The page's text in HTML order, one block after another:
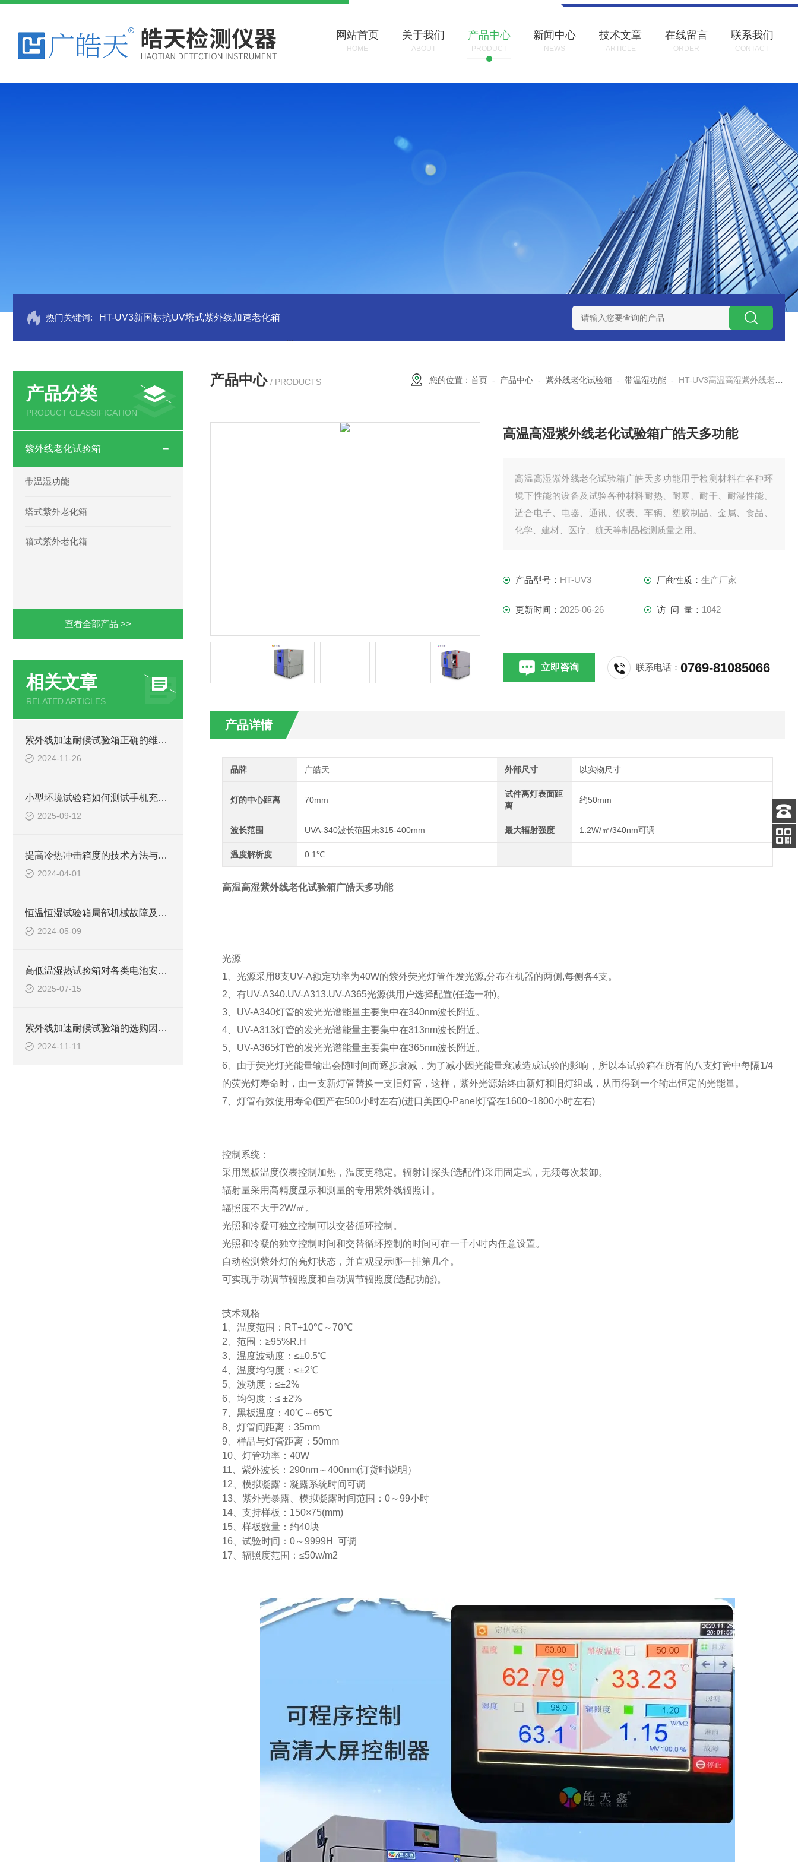
网站首页
HOME
关于我们
ABOUT
产品中心
PRODUCT
新闻中心
NEWS
技术文章
ARTICLE
在线留言
ORDER
联系我们
CONTACT
热门关键词: HT-UV3新国标抗UV塔式紫外线加速老化箱 SH-160广皓天新国标温湿度盐雾试验箱保养维修 SMD-210PF-
产品分类
PRODUCT CLASSIFICATION
紫外线老化试验箱
带温湿功能
塔式紫外老化箱
箱式紫外老化箱
查看全部产品 >>
相关文章
RELATED ARTICLES
紫外线加速耐候试验箱正确的维护保养方法至关重要
2024-11-26
小型环境试验箱如何测试手机充电机可靠性？技术详解
2025-09-12
提高冷热冲击箱度的技术方法与实践
2024-04-01
恒温恒湿试验箱局部机械故障及清除方式
2024-05-09
高低温湿热试验箱对各类电池安全性的测试技术探讨
2025-07-15
紫外线加速耐候试验箱的选购因素有哪些？
2024-11-11
产品中心 / PRODUCTS 您的位置：首页 - 产品中心 -紫外线老化试验箱 -带温湿功能 - HT-UV3高温高湿紫外线老化试验箱广皓天多功能
高温高湿紫外线老化试验箱广皓天多功能
高温高湿紫外线老化试验箱广皓天多功能用于检测材料在各种环
境下性能的设备及试验各种材料耐热、耐寒、耐干、耐湿性能。
适合电子、电器、通讯、仪表、车辆、塑胶制品、金属、食品、
化学、建材、医疗、航天等制品检测质量之用。
产品型号： HT-UV3 厂商性质： 生产厂家
更新时间： 2025-06-26 访 问 量： 1042
立即咨询 联系电话：0769-81085066
产品详情
品牌 广皓天 外部尺寸 以实物尺寸
灯的中心距离 70mm
试件离灯表面距
离
约50mm
波长范围 UVA-340波长范围未315-400mm 最大辐射强度 1.2W/㎡/340nm可调
温度解析度 0.1℃
高温高湿紫外线老化试验箱广皓天多功能
光源
1、光源采用8支UV-A额定功率为40W的紫外荧光灯管作发光源,分布在机器的两侧,每侧各4支。
2、有UV-A340.UV-A313.UV-A365光源供用户选择配置(任选一种)。
3、UV-A340灯管的发光光谱能量主要集中在340nm波长附近。
4、UV-A313灯管的发光光谱能量主要集中在313nm波长附近。
5、UV-A365灯管的发光光谱能量主要集中在365nm波长附近。
6、由于荧光灯光能量输出会随时间而逐步衰减，为了减小因光能量衰减造成试验的影响，所以本试验箱在所有的八支灯管中每隔1/4
的荧光灯寿命时，由一支新灯管替换一支旧灯管，这样，紫外光源始终由新灯和旧灯组成，从而得到一个输出恒定的光能量。
7、灯管有效使用寿命(国产在500小时左右)(进口美国Q-Panel灯管在1600~1800小时左右)
控制系统：
采用黑板温度仪表控制加热，温度更稳定。辐射计探头(选配件)采用固定式，无须每次装卸。
辐射量采用高精度显示和测量的专用紫外线辐照计。
辐照度不大于2W/㎡。
光照和冷凝可独立控制可以交替循环控制。
光照和冷凝的独立控制时间和交替循环控制的时间可在一千小时内任意设置。
自动检测紫外灯的亮灯状态，并直观显示哪一排第几个。
可实现手动调节辐照度和自动调节辐照度(选配功能)。
技术规格
1、温度范围：RT+10℃～70℃
2、范围：≥95%R.H
3、温度波动度：≤±0.5℃
4、温度均匀度：≤±2℃
5、波动度：≤±2%
6、均匀度：≤ ±2%
7、黑板温度：40℃～65℃
8、灯管间距离：35mm
9、样品与灯管距离：50mm
10、灯管功率：40W
11、紫外波长：290nm～400nm(订货时说明）
12、模拟凝露：凝露系统时间可调
13、紫外光暴露、模拟凝露时间范围：0～99小时
14、支持样板：150×75(mm)
15、样板数量：约40块
16、试验时间：0～9999H 可调
17、辐照度范围：≤50w/m2
客服
电话